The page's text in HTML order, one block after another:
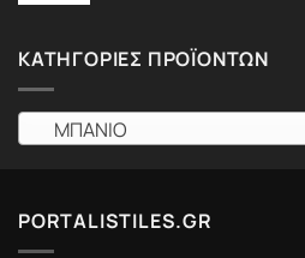
ΚΑΤΗΓΟΡΊΕΣ ΠΡΟΪΌΝΤΩΝ
ΜΠΑΝΙΟ
PORTALISTILES.GR